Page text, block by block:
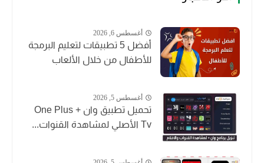
أغسطس 6, 2026
أفضل 5 تطبيقات لتعليم البرمجة
للأطفال من خلال الألعاب
أغسطس 5, 2026
تحميل تطبيق وان + One Plus
Tv الأصلي لمشاهدة القنوات...